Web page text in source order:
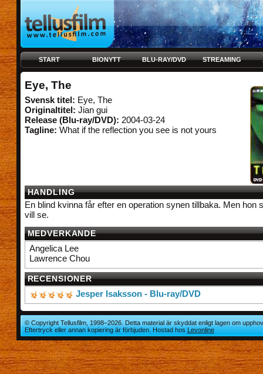
START BIONYTT BLU-RAY/DVD STREAMING
Eye, The
Svensk titel: Eye, The
Originaltitel: Jian gui
Release (Blu-ray/DVD): 2004-03-24
Tagline: What if the reflection you see is not yours
HANDLING
En blind kvinna får efter en operation synen tillbaka. Men hon
vill se.
MEDVERKANDE
Angelica Lee
Lawrence Chou
RECENSIONER
Jesper Isaksson - Blu-ray/DVD
© Copyright Tellusfilm, 1998–2026. Detta material är skyddat enligt lagen om
Eftertryck eller annan kopiering är förbjuden. Hostad hosLevonline